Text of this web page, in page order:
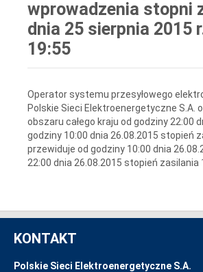
wprowadzenia stopni
dnia 25 sierpnia 2015
19:55
Operator systemu przesyłowego
Polskie Sieci Elektroenergetyczne S.A.
obszaru całego kraju od godziny 22:00
godziny 10:00 dnia 26.08.2015 stopień
przewiduje od godziny 10:00 dnia
22:00 dnia 26.08.2015 stopień zasilania
KONTAKT
Polskie Sieci Elektroenergetyczne S.A.